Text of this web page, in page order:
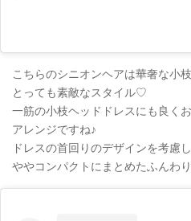
こちらのシニオンヘアは華奢な小
とっても素敵なスタイル♡
一筋の小枝ヘッドドレスにも良く
アレンジですね♪
ドレスの首回りのデザインを考慮
ややコンパクトにまとめたふんわ